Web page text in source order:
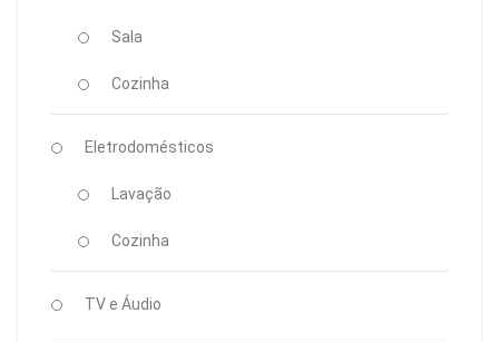
Sala
Cozinha
Eletrodomésticos
Lavação
Cozinha
TV e Áudio